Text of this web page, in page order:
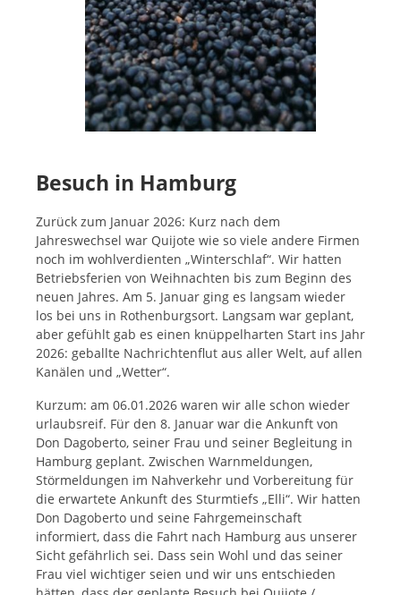
Besuch in Hamburg
Zurück zum Januar 2026: Kurz nach dem
Jahreswechsel war Quijote wie so viele andere Firmen
noch im wohlverdienten „Winterschlaf“. Wir hatten
Betriebsferien von Weihnachten bis zum Beginn des
neuen Jahres. Am 5. Januar ging es langsam wieder
los bei uns in Rothenburgsort. Langsam war geplant,
aber gefühlt gab es einen knüppelharten Start ins Jahr
2026: geballte Nachrichtenflut aus aller Welt, auf allen
Kanälen und „Wetter“.
Kurzum: am 06.01.2026 waren wir alle schon wieder
urlaubsreif. Für den 8. Januar war die Ankunft von
Don Dagoberto, seiner Frau und seiner Begleitung in
Hamburg geplant. Zwischen Warnmeldungen,
Störmeldungen im Nahverkehr und Vorbereitung für
die erwartete Ankunft des Sturmtiefs „Elli“. Wir hatten
Don Dagoberto und seine Fahrgemeinschaft
informiert, dass die Fahrt nach Hamburg aus unserer
Sicht gefährlich sei. Dass sein Wohl und das seiner
Frau viel wichtiger seien und wir uns entschieden